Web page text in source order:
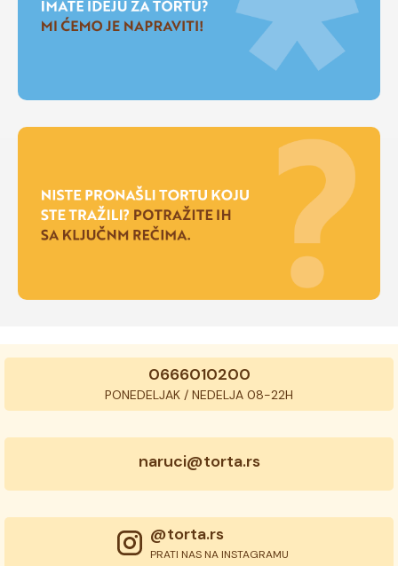
0666010200
PONEDELJAK / NEDELJA 08-22H
naruci@torta.rs
@torta.rs
PRATI NAS NA INSTAGRAMU